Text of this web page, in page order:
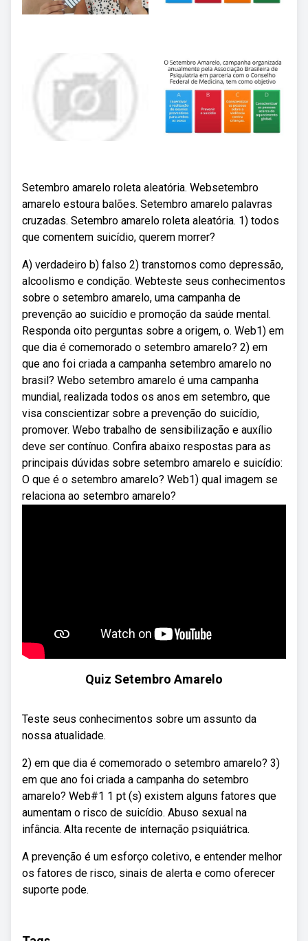
Setembro amarelo roleta aleatória. Websetembro
amarelo estoura balões. Setembro amarelo palavras
cruzadas. Setembro amarelo roleta aleatória. 1) todos
que comentem suicídio, querem morrer?
A) verdadeiro b) falso 2) transtornos como depressão,
alcoolismo e condição. Webteste seus conhecimentos
sobre o setembro amarelo, uma campanha de
prevenção ao suicídio e promoção da saúde mental.
Responda oito perguntas sobre a origem, o. Web1) em
que dia é comemorado o setembro amarelo? 2) em
que ano foi criada a campanha setembro amarelo no
brasil? Webo setembro amarelo é uma campanha
mundial, realizada todos os anos em setembro, que
visa conscientizar sobre a prevenção do suicídio,
promover. Webo trabalho de sensibilização e auxílio
deve ser contínuo. Confira abaixo respostas para as
principais dúvidas sobre setembro amarelo e suicídio:
O que é o setembro amarelo? Web1) qual imagem se
relaciona ao setembro amarelo?
Quiz Setembro Amarelo
Teste seus conhecimentos sobre um assunto da
nossa atualidade.
2) em que dia é comemorado o setembro amarelo? 3)
em que ano foi criada a campanha do setembro
amarelo? Web#1 1 pt (s) existem alguns fatores que
aumentam o risco de suicídio. Abuso sexual na
infância. Alta recente de internação psiquiátrica.
A prevenção é um esforço coletivo, e entender melhor
os fatores de risco, sinais de alerta e como oferecer
suporte pode.